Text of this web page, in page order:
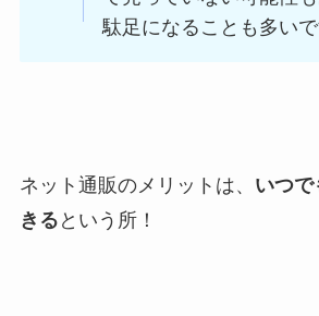
駄足になることも多いで
ネット通販のメリットは、 いつ
きる という所！